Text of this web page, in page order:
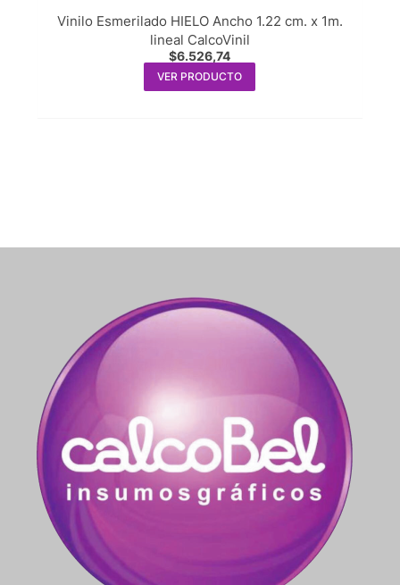
Vinilo Esmerilado HIELO Ancho 1.22 cm. x 1m.
lineal CalcoVinil
$6.526,74
VER PRODUCTO